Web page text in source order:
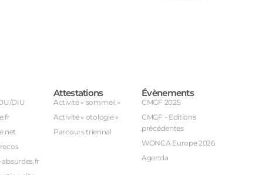
DIU
Attestations
Activité « sommeil »
Activité « otologie »
Parcours triennal
Évènements
CMGF 2025
CMGF - Editions
précédentes
WONCA Europe 2026
Agenda